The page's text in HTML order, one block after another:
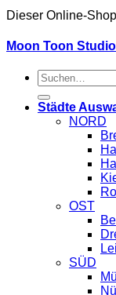
Dieser Online-
Moon Toon
Suche
nach:
Städte
NORD
OST
SÜD